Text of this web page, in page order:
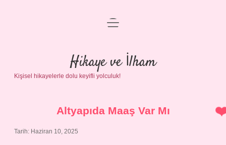
Anasayfa
Gizlilik Politikası
Yasal Uyarı
menüyü
Hikaye ve İlham
Kişisel hikayelerle dolu keyifli yolculuk!
Altyapıda Maaş Var Mı
Tarih: Haziran 10, 2025